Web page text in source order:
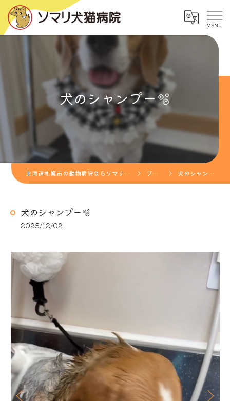
犬のシャンプー🫧
北海道札幌市の動物病院ならソマリ犬猫病院 ブログ 犬のシャンプー🫧
犬のシャンプー🫧
2025/12/02